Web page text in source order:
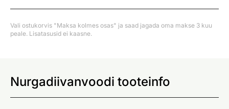
Vali ostukorvis "Maksa kolmes osas" ja saad jagada oma makse 3 kuu
peale. Lisatasusid ei kaasne.
Nurgadiivanvoodi tooteinfo